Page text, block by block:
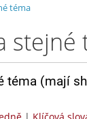
téma
stejné
téma (mají